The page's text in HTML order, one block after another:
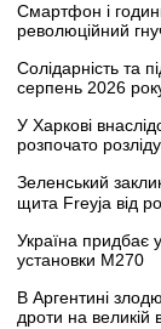
Смартфон і
революційний
Солідарність та
серпень 2026
У Харкові
розпочато
Зеленський
щита Freyja від
Україна придбає
установки M270
В Аргентині
дроти на великій